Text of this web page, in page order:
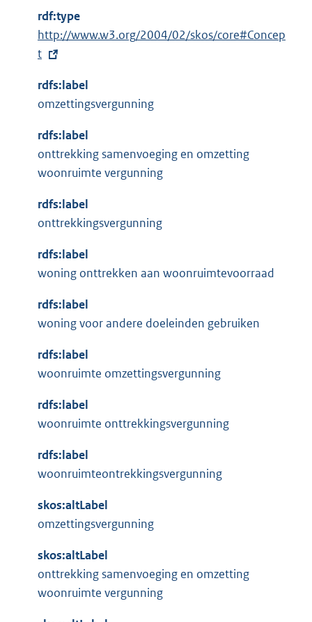
n
k
:
e
l
n
k
t
e
r
i
n
k
rdf:type
E
x
e
r
n
k
http://www.w3.org/2004/02/skos/core#Concep
t
rdfs:label
omzettingsvergunning
rdfs:label
onttrekking samenvoeging en omzetting
woonruimte vergunning
rdfs:label
onttrekkingsvergunning
rdfs:label
woning onttrekken aan woonruimtevoorraad
rdfs:label
woning voor andere doeleinden gebruiken
rdfs:label
woonruimte omzettingsvergunning
rdfs:label
woonruimte onttrekkingsvergunning
rdfs:label
woonruimteontrekkingsvergunning
skos:altLabel
omzettingsvergunning
skos:altLabel
onttrekking samenvoeging en omzetting
woonruimte vergunning